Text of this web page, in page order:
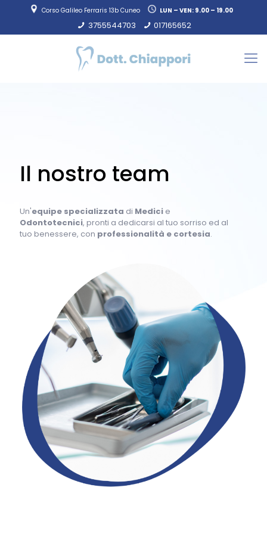
Corso Galileo Ferraris 13b Cuneo LUN – VEN: 9.00 – 19.00
3755544703 017165652
Il nostro team
Un'equipe specializzata di Medici e
Odontotecnici, pronti a dedicarsi al tuo sorriso ed al
tuo benessere, con professionalità e cortesia.